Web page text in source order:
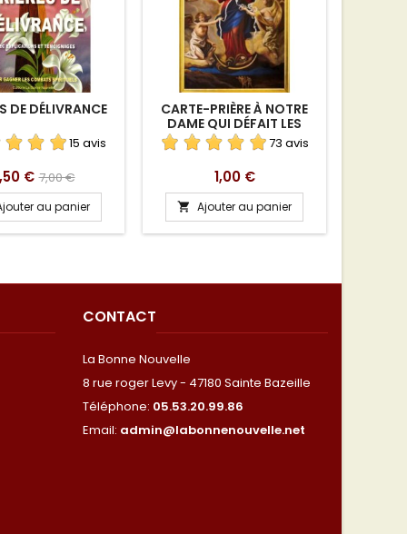
DE DÉLIVRANCE
15 avis
€ Prix
de
base
7,00 €
au panier
CARTE-PRIÈRE À NOTRE
DAME QUI DÉFAIT LES
NOEUDS 73 avis
Prix
1,00 €
 Ajouter au panier
CONTACT
La Bonne Nouvelle
8 rue roger Levy - 47180 Sainte Bazeille
Téléphone: 05.53.20.99.86
Email: admin@labonnenouvelle.net